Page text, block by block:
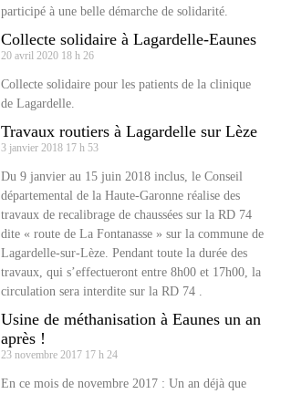
participé à une belle démarche de solidarité.
Collecte solidaire à Lagardelle-Eaunes
20 avril 2020 18 h 26
Collecte solidaire pour les patients de la clinique
de Lagardelle.
Travaux routiers à Lagardelle sur Lèze
3 janvier 2018 17 h 53
Du 9 janvier au 15 juin 2018 inclus, le Conseil
départemental de la Haute-Garonne réalise des
travaux de recalibrage de chaussées sur la RD 74
dite « route de La Fontanasse » sur la commune de
Lagardelle-sur-Lèze. Pendant toute la durée des
travaux, qui s’effectueront entre 8h00 et 17h00, la
circulation sera interdite sur la RD 74 .
Usine de méthanisation à Eaunes un an
après !
23 novembre 2017 17 h 24
En ce mois de novembre 2017 : Un an déjà que